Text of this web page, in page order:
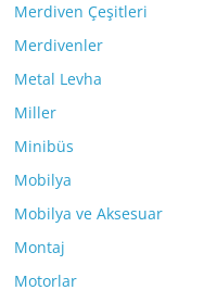
Merdiven Çeşitleri
Merdivenler
Metal Levha
Miller
Minibüs
Mobilya
Mobilya ve Aksesuar
Montaj
Motorlar